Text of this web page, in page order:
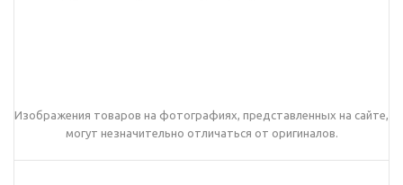
Изображения товаров на фотографиях, представленных на сайте,
могут незначительно отличаться от оригиналов.